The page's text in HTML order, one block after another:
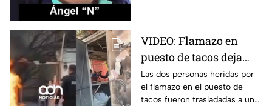
VIDEO: Flamazo en
puesto de tacos deja
dos heridos en CDMX
Las dos personas heridas por
el flamazo en el puesto de
tacos fueron trasladadas a un